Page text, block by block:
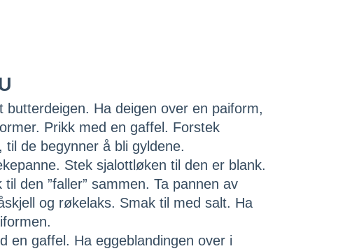
butterdeigen. Ha deigen over en paiform,
Prikk med en gaffel. Forstek
til de begynner å bli gyldene.
Stek sjalottløken til den er blank.
den ”faller” sammen. Ta pannen av
og røkelaks. Smak til med salt. Ha
en gaffel. Ha eggeblandingen over i